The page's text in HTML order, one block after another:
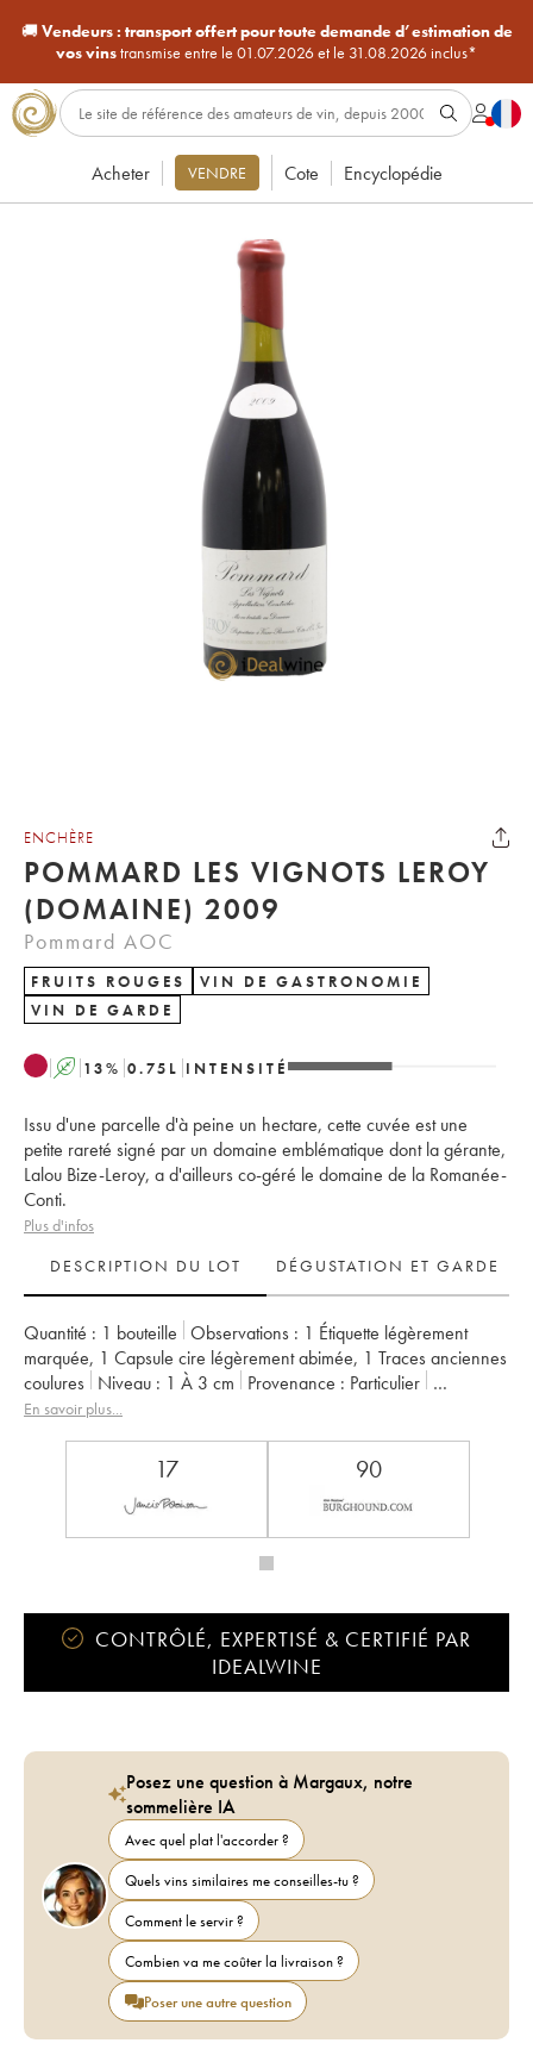
🚚Vendeurs : transport offert pour toute demande d’estimation de
vos vinstransmise entre le 01.07.2026 et le 31.08.2026 inclus*
Acheter VENDRE Cote Encyclopédie
ENCHÈRE
POMMARD LES VIGNOTS LEROY
(DOMAINE) 2009
Pommard AOC
FRUITS ROUGES
VIN DE GASTRONOMIE
VIN DE GARDE
A 13% 0.75 L INTENSITÉ
Issu d'une parcelle d'à peine un hectare, cette cuvée est une
petite rareté signé par un domaine emblématique dont la gérante,
Lalou Bize-Leroy, a d'ailleurs co-géré le domaine de la Romanée-
Conti.
Plus d'infos
DESCRIPTION DU LOT
DÉGUSTATION ET GARDE
Quantité : 1 bouteille Observations : 1 Étiquette légèrement
marquée, 1 Capsule cire légèrement abimée, 1 Traces anciennes
coulures
Niveau : 1 À 3 cm Provenance : particulier
TVA récupérable :
En savoir plus...
17 90
CONTRÔLÉ, EXPERTISÉ & CERTIFIÉ PAR
IDEALWINE
Posez une question à Margaux, notre
sommelière IA
Avec quel plat l'accorder ?
Quels vins similaires me conseilles-tu ?
Comment le servir ?
Combien va me coûter la livraison ?
Poser une autre question